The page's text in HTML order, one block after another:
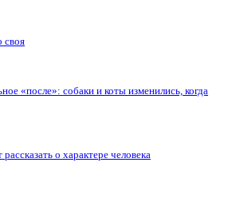
своя
«после»: собаки и коты изменились, когда
о характере человека